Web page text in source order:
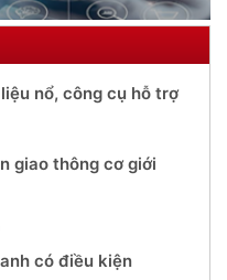
nổ, công cụ hỗ trợ
giao thông cơ giới
có điều kiện